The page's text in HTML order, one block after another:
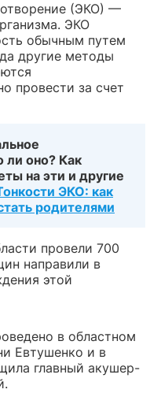
(ЭКО) —
ЭКО
обычным путем
другие методы
провести за счет
ли оно? Как
на эти и другие
ЭКО: как
родителями
провели 700
направили в
этой
в областном
Евтушенко и в
главный акушер-